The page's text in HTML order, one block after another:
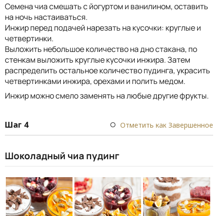
Семена чиа смешать с йогуртом и ванилином, оставить
на ночь настаиваться.
Инжир перед подачей нарезать на кусочки: круглые и
четвертинки.
Выложить небольшое количество на дно стакана, по
стенкам выложить круглые кусочки инжира. Затем
распределить остальное количество пудинга, украсить
четвертинками инжира, орехами и полить медом.
Инжир можно смело заменять на любые другие фрукты.
Шаг 4 Отметить как Завершенное
Шоколадный чиа пудинг